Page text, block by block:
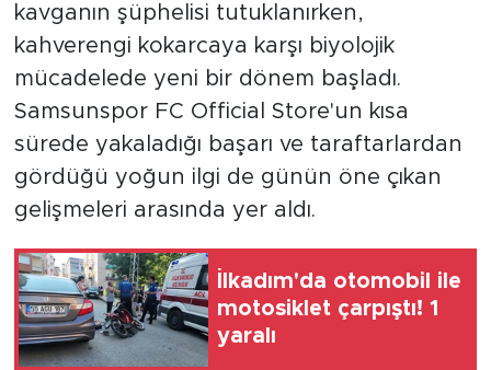
kavganın şüphelisi tutuklanırken,
kahverengi kokarcaya karşı biyolojik
mücadelede yeni bir dönem başladı.
Samsunspor FC Official Store'un kısa
sürede yakaladığı başarı ve taraftarlardan
gördüğü yoğun ilgi de günün öne çıkan
gelişmeleri arasında yer aldı.
İlkadım'da otomobil ile
motosiklet çarpıştı! 1
yaralı